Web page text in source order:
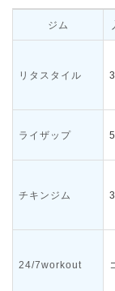
ジム
リタスタイル
ライザップ
チキンジム
24/7workout